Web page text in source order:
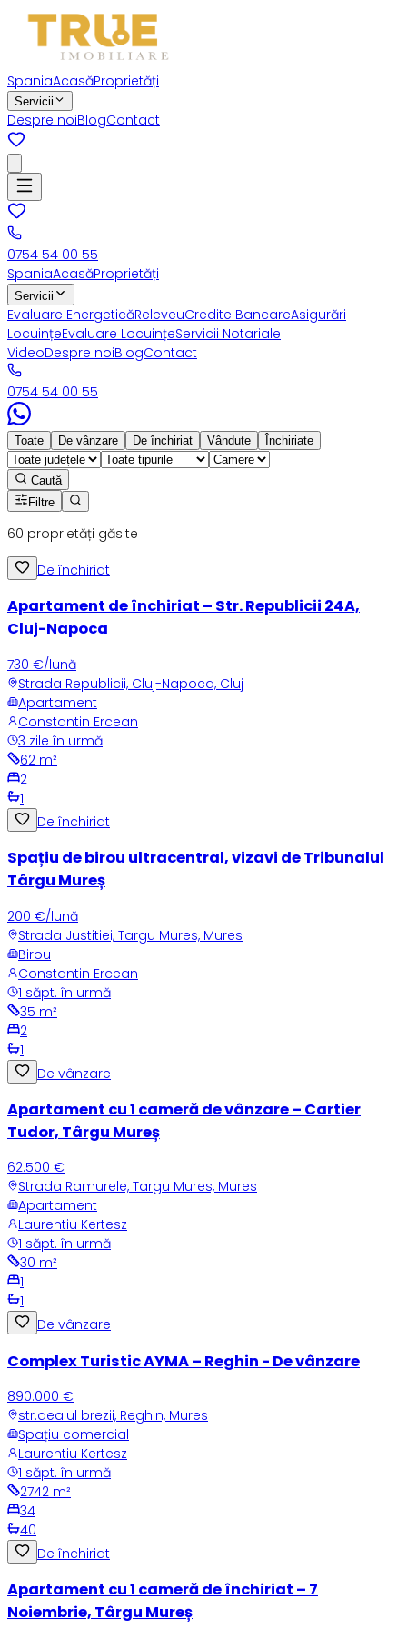
SpaniaAcasăProprietăți
Servicii
Despre noiBlogContact
0754 54 00 55
SpaniaAcasăProprietăți
Servicii
Evaluare EnergeticăReleveuCredite BancareAsigurări
LocuințeEvaluare LocuințeServicii Notariale
VideoDespre noiBlogContact
0754 54 00 55
Toate De vânzare De închiriat Vândute Închiriate
Caută
Filtre
60 proprietăți găsite
De închiriat
Apartament de închiriat – Str. Republicii 24A,
Cluj-Napoca
730 €/lună
Strada Republicii, Cluj-Napoca, Cluj
Apartament
Constantin Ercean
3 zile în urmă
62 m²
2
1
De închiriat
Spațiu de birou ultracentral, vizavi de Tribunalul
Târgu Mureș
200 €/lună
Strada Justitiei, Targu Mures, Mures
Birou
Constantin Ercean
1 săpt. în urmă
35 m²
2
1
De vânzare
Apartament cu 1 cameră de vânzare – Cartier
Tudor, Târgu Mureș
62.500 €
Strada Ramurele, Targu Mures, Mures
Apartament
Laurentiu Kertesz
1 săpt. în urmă
30 m²
1
1
De vânzare
Complex Turistic AYMA – Reghin - De vânzare
890.000 €
str.dealul brezii, Reghin, Mures
Spațiu comercial
Laurentiu Kertesz
1 săpt. în urmă
2742 m²
34
40
De închiriat
Apartament cu 1 cameră de închiriat – 7
Noiembrie, Târgu Mureș